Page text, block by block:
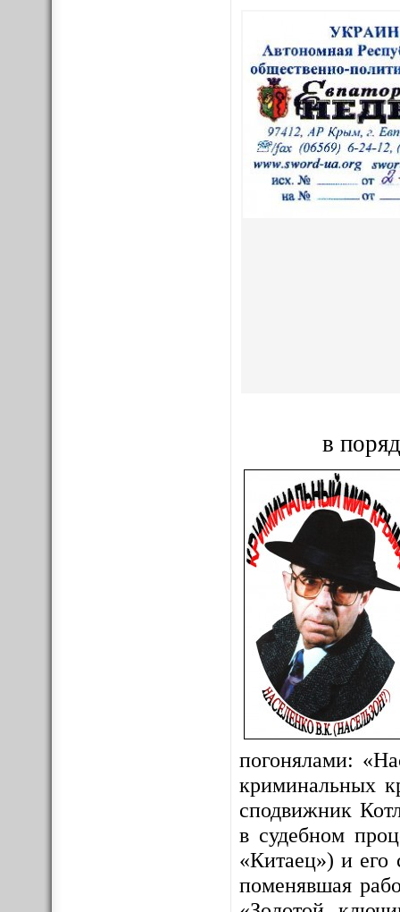
в
погонялами:
криминальных
сподвижник
в судебном
«Китаец») и
поменявшая